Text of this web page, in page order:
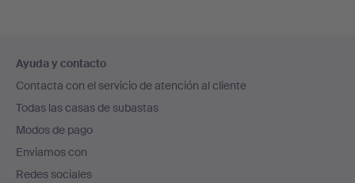
en
el
pie
de
página
Ayuda y contacto
Contacta con el servicio de atención al cliente
Todas las casas de subastas
Modos de pago
Enviamos con
Redes sociales